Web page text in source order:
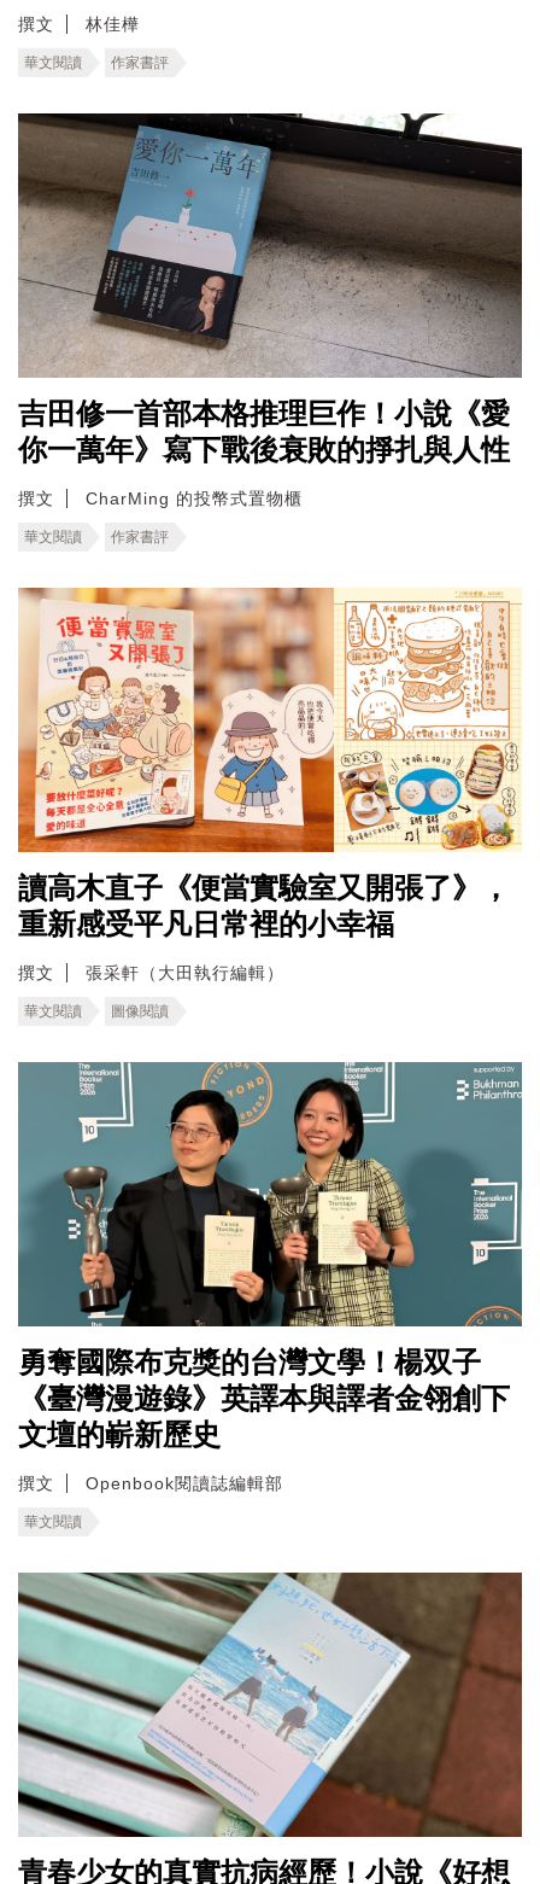
撰文 林佳樺
華文閱讀 作家書評
吉田修一首部本格推理巨作！小說《愛
你一萬年》寫下戰後衰敗的掙扎與人性
撰文 CharMing 的投幣式置物櫃
華文閱讀 作家書評
讀高木直子《便當實驗室又開張了》，
重新感受平凡日常裡的小幸福
撰文 張采軒（大田執行編輯）
華文閱讀 圖像閱讀
勇奪國際布克獎的台灣文學！楊双子
《臺灣漫遊錄》英譯本與譯者金翎創下
文壇的嶄新歷史
撰文 Openbook閱讀誌編輯部
華文閱讀
青春少女的真實抗病經歷！小說《好想